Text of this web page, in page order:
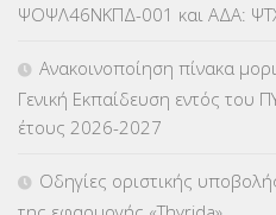
ΚΕΣΥΠ(109)
ΚΠγ – ΚΡΑΤΙΚΟ
ΚΠπ- ΚΡΑΤΙΚΟ
ΛΟΙΠΑ(309)
ΨΟΨΛ46ΝΚΠΔ-001 και ΑΔΑ:
Ανακοινοποίηση πίνακα
Γενική Εκπαίδευση εντός του
έτους 2026-2027
Οδηγίες οριστικής